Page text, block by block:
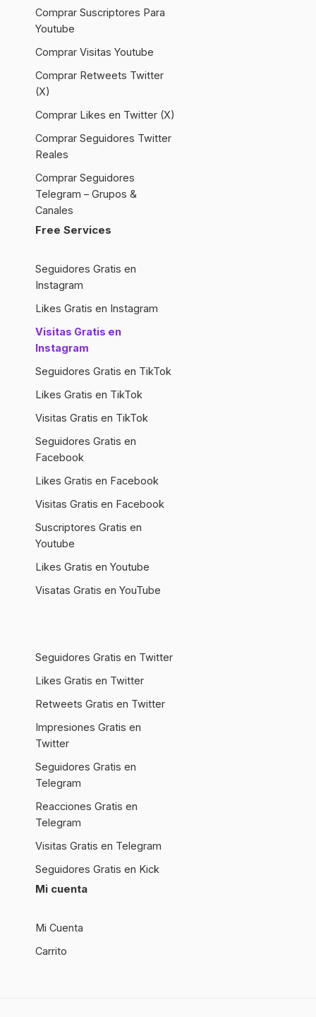
Comprar Suscriptores Para
Youtube
Comprar Visitas Youtube
Comprar Retweets Twitter
(X)
Comprar Likes en Twitter (X)
Comprar Seguidores Twitter
Reales
Comprar Seguidores
Telegram – Grupos &
Canales
Free Services
Seguidores Gratis en
Instagram
Likes Gratis en Instagram
Visitas Gratis en
Instagram
Seguidores Gratis en TikTok
Likes Gratis en TikTok
Visitas Gratis en TikTok
Seguidores Gratis en
Facebook
Likes Gratis en Facebook
Visitas Gratis en Facebook
Suscriptores Gratis en
Youtube
Likes Gratis en Youtube
Visatas Gratis en YouTube
Seguidores Gratis en Twitter
Likes Gratis en Twitter
Retweets Gratis en Twitter
Impresiones Gratis en
Twitter
Seguidores Gratis en
Telegram
Reacciones Gratis en
Telegram
Visitas Gratis en Telegram
Seguidores Gratis en Kick
Mi cuenta
Mi Cuenta
Carrito